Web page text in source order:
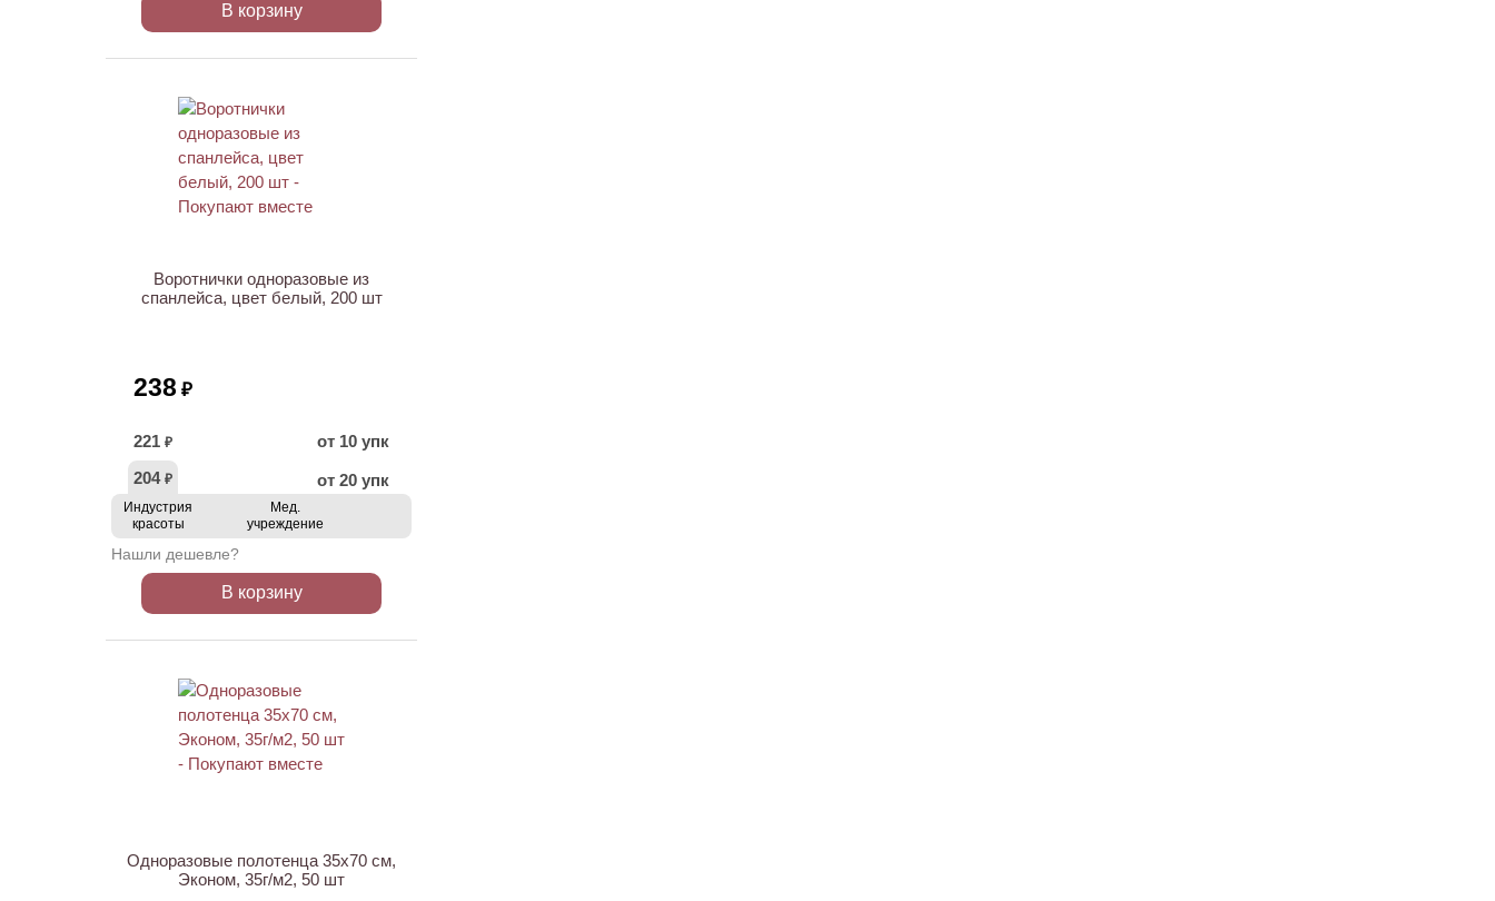
В корзину
Воротнички одноразовые из
спанлейса, цвет белый, 200 шт
238 ₽
221 ₽
от 10 упк
204 ₽ от 20 упк
Индустрия
красоты
Мед.
учреждение
Нашли дешевле?
В корзину
Одноразовые полотенца 35х70 см,
Эконом, 35г/м2, 50 шт